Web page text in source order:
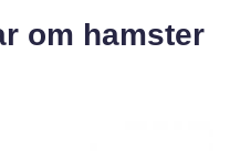
om hamster